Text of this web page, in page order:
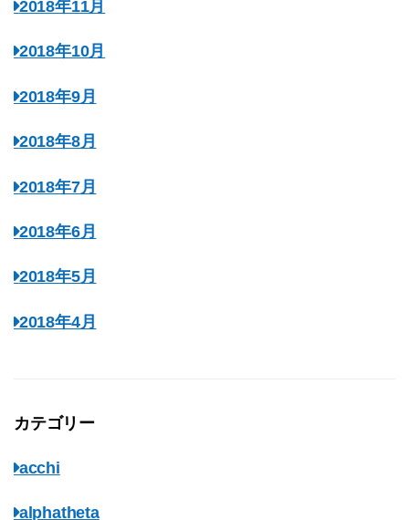
2018年11月
2018年10月
2018年9月
2018年8月
2018年7月
2018年6月
2018年5月
2018年4月
カテゴリー
acchi
alphatheta